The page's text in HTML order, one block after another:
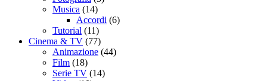
Musica (14)
Accordi (6)
Tutorial (11)
Cinema & TV (77)
Animazione (44)
Film (18)
Serie TV (14)